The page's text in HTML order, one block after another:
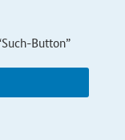
Button”